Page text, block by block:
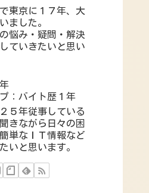
東京に１７年、大
ました。
悩み・疑問・解決
ていきたいと思い
：バイト歴１年
５年従事している
きながら日々の困
単なＩＴ情報など
いと思います。